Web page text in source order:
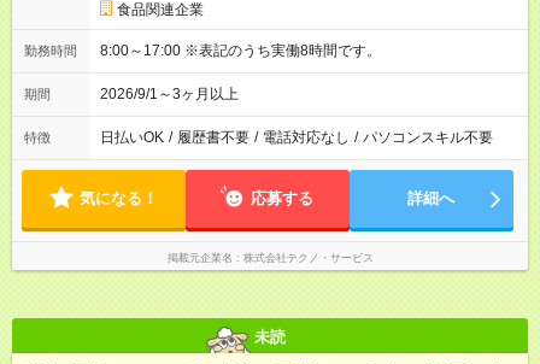
食品関連企業
勤務時間 8:00～17:00 ※表記のうち実働8時間です。
期間 2026/9/1～3ヶ月以上
特徴 日払いOK / 履歴書不要 / 電話対応なし / パソコンスキル不要
気になる！ 応募する 詳細へ
掲載元企業名 株式会社テクノ・サービス
未読